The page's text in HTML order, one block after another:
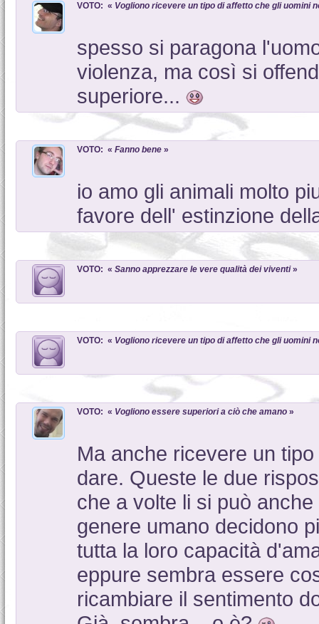
VOTO: « Vogliono ricevere un tipo di affetto che gli uomini
spesso si paragona
violenza, ma così si
superiore...
VOTO: « Fanno bene »
io amo gli animali molto
favore dell' estinzione
VOTO: « Sanno apprezzare le vere qualità dei viventi»
VOTO: « Vogliono ricevere un tipo di affetto che gli uomini
VOTO: « Vogliono essere superiori a ciò che amano »
Ma anche ricevere un
dare. Queste le due
che a volte li si può
genere umano decidono
tutta la loro capacità
eppure sembra essere
ricambiare il sentimento